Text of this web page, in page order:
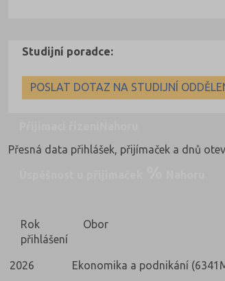
Studijní poradce:
POSLAT DOTAZ NA STUDIJNÍ
Přesná data přihlášek, přijímaček a dnů
Rok
přihlášení
Obor
2026 Ekonomika a podnikání